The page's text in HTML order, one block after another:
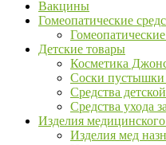
Вакцины
Гомеопатические
Детские товары
Косметика
Соски пустышки
Средства
Средства ухода
Изделия
Изделия мед